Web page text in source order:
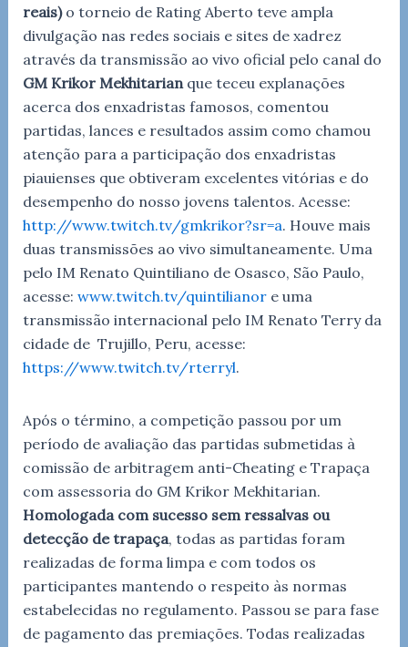
reais)o torneio de Rating Aberto teve ampla
divulgação nas redes sociais e sites de xadrez
através da transmissão ao vivo oficial pelo canal do
GM Krikor Mekhitarianque teceu explanações
acerca dos enxadristas famosos, comentou
partidas, lances e resultados assim como chamou
atenção para a participação dos enxadristas
piauienses que obtiveram excelentes vitórias e do
desempenho do nosso jovens talentos. Acesse:
http://www.twitch.tv/gmkrikor?sr=a. Houve mais
duas transmissões ao vivo simultaneamente. Uma
pelo IM Renato Quintiliano de Osasco, São Paulo,
acesse: www.twitch.tv/quintilianore uma
transmissão internacional pelo IM Renato Terry da
cidade de Trujillo, Peru, acesse:
https://www.twitch.tv/rterryl.
Após o término, a competição passou por um
período de avaliação das partidas submetidas à
comissão de arbitragem anti-Cheating e Trapaça
com assessoria do GM Krikor Mekhitarian.
Homologada com sucesso sem ressalvas ou
detecção de trapaça, todas as partidas foram
realizadas de forma limpa e com todos os
participantes mantendo o respeito às normas
estabelecidas no regulamento. Passou se para fase
de pagamento das premiações. Todas realizadas